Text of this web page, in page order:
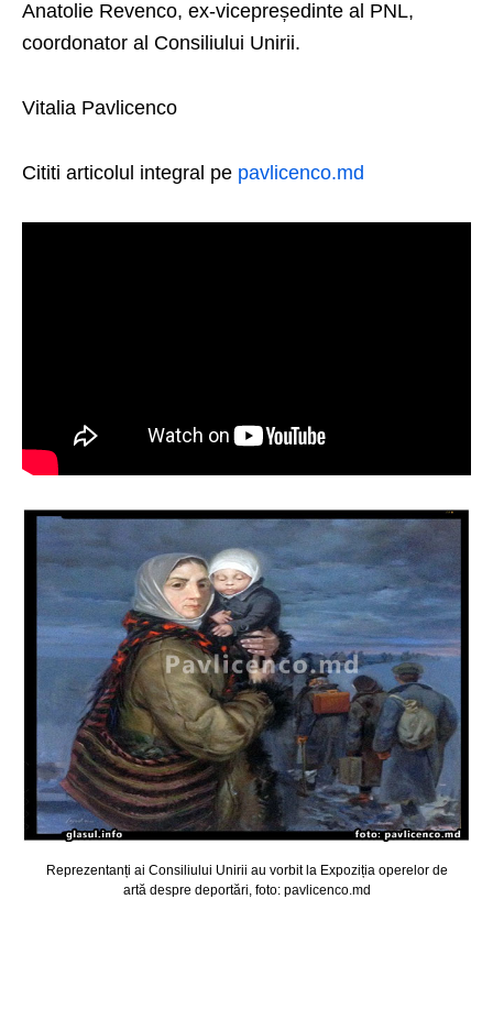
Anatolie Revenco, ex-vicepreședinte al PNL,
coordonator al Consiliului Unirii.
Vitalia Pavlicenco
Cititi articolul integral pe pavlicenco.md
Reprezentanți ai Consiliului Unirii au vorbit la Expoziția operelor de
artă despre deportări, foto: pavlicenco.md